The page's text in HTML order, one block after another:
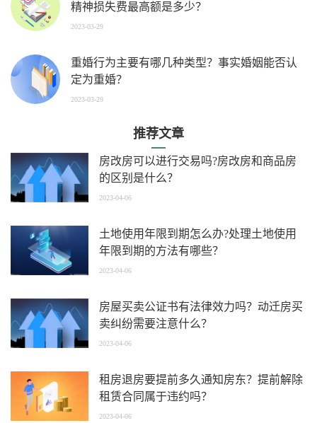
精神损失费最高额是多少？
2023-03-29
重婚行为主要有哪几种类型？事实婚姻能否认
定为重婚？
2023-03-29
推荐文章
房改房可以进行交易吗?房改房和商品房
的区别是什么？
2023-04-06
土地使用年限到期怎么办?处理土地使用
年限到期的方法有哪些？
2023-04-06
房屋买卖公证书有法律效力吗？动迁房买
卖纠纷需要注意什么？
2023-04-06
租房退房要提前多久通知房东？提前解除
租赁合同属于违约吗？
2023-04-06